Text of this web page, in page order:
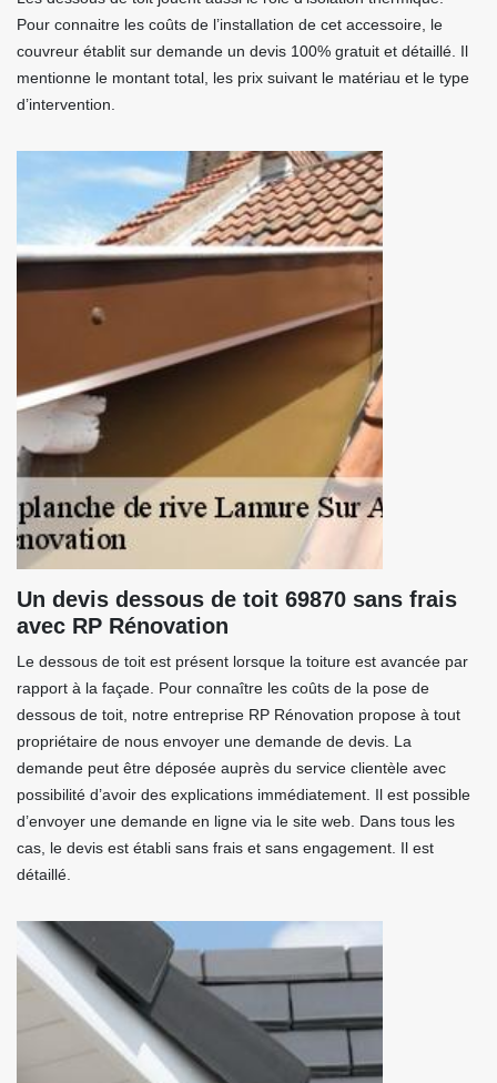
Pour connaitre les coûts de l’installation de cet accessoire, le
couvreur établit sur demande un devis 100% gratuit et détaillé. Il
mentionne le montant total, les prix suivant le matériau et le type
d’intervention.
Un devis dessous de toit 69870 sans frais
avec RP Rénovation
Le dessous de toit est présent lorsque la toiture est avancée par
rapport à la façade. Pour connaître les coûts de la pose de
dessous de toit, notre entreprise RP Rénovation propose à tout
propriétaire de nous envoyer une demande de devis. La
demande peut être déposée auprès du service clientèle avec
possibilité d’avoir des explications immédiatement. Il est possible
d’envoyer une demande en ligne via le site web. Dans tous les
cas, le devis est établi sans frais et sans engagement. Il est
détaillé.